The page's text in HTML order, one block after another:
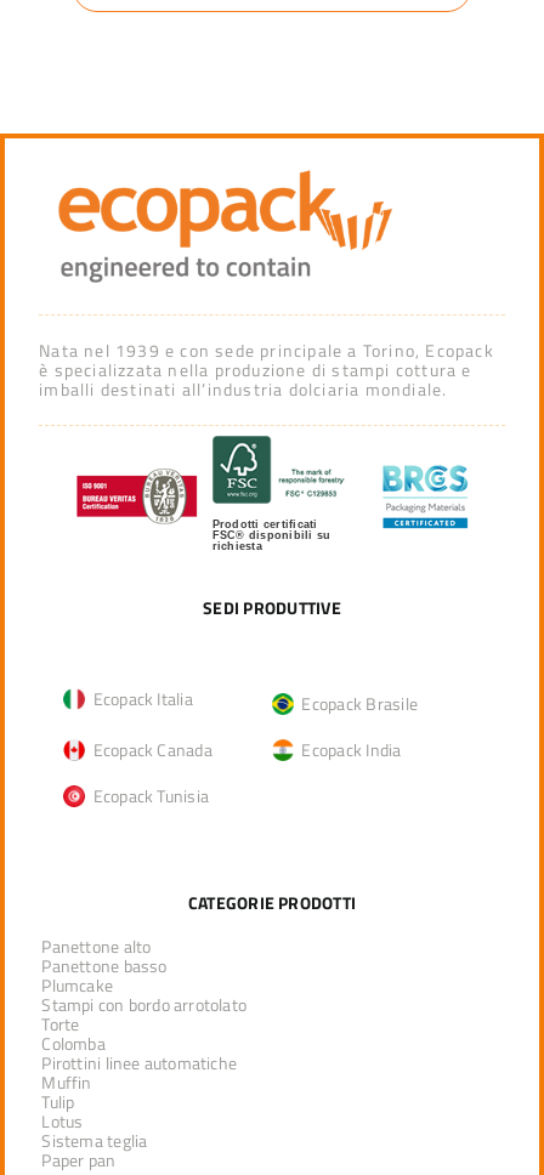
Nata nel 1939 e con sede principale a Torino, Ecopack
è specializzata nella produzione di stampi cottura e
imballi destinati all’industria dolciaria mondiale.
Prodotti certificati
FSC® disponibili su
richiesta
SEDI PRODUTTIVE
Ecopack Italia
Ecopack Brasile
Ecopack Canada
Ecopack India
Ecopack Tunisia
CATEGORIE PRODOTTI
Panettone alto
Panettone basso
Plumcake
Stampi con bordo arrotolato
Torte
Colomba
Pirottini linee automatiche
Muffin
Tulip
Lotus
Sistema teglia
Paper pan